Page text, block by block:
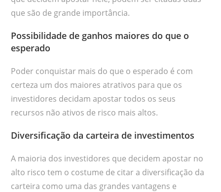
que são de grande importância.
Possibilidade de ganhos maiores do que o
esperado
Poder conquistar mais do que o esperado é com
certeza um dos maiores atrativos para que os
investidores decidam apostar todos os seus
recursos não ativos de risco mais altos.
Diversificação da carteira de investimentos
A maioria dos investidores que decidem apostar no
alto risco tem o costume de citar a diversificação da
carteira como uma das grandes vantagens e